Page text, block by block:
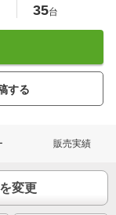
35台
する
販売実績
変更